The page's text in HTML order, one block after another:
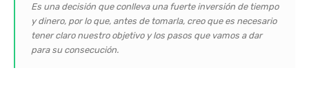
Es una decisión que conlleva una fuerte inversión de tiempo
y dinero, por lo que, antes de tomarla, creo que es necesario
tener claro nuestro objetivo y los pasos que vamos a dar
para su consecución.